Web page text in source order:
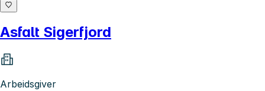
Asfalt Sigerfjord
Arbeidsgiver